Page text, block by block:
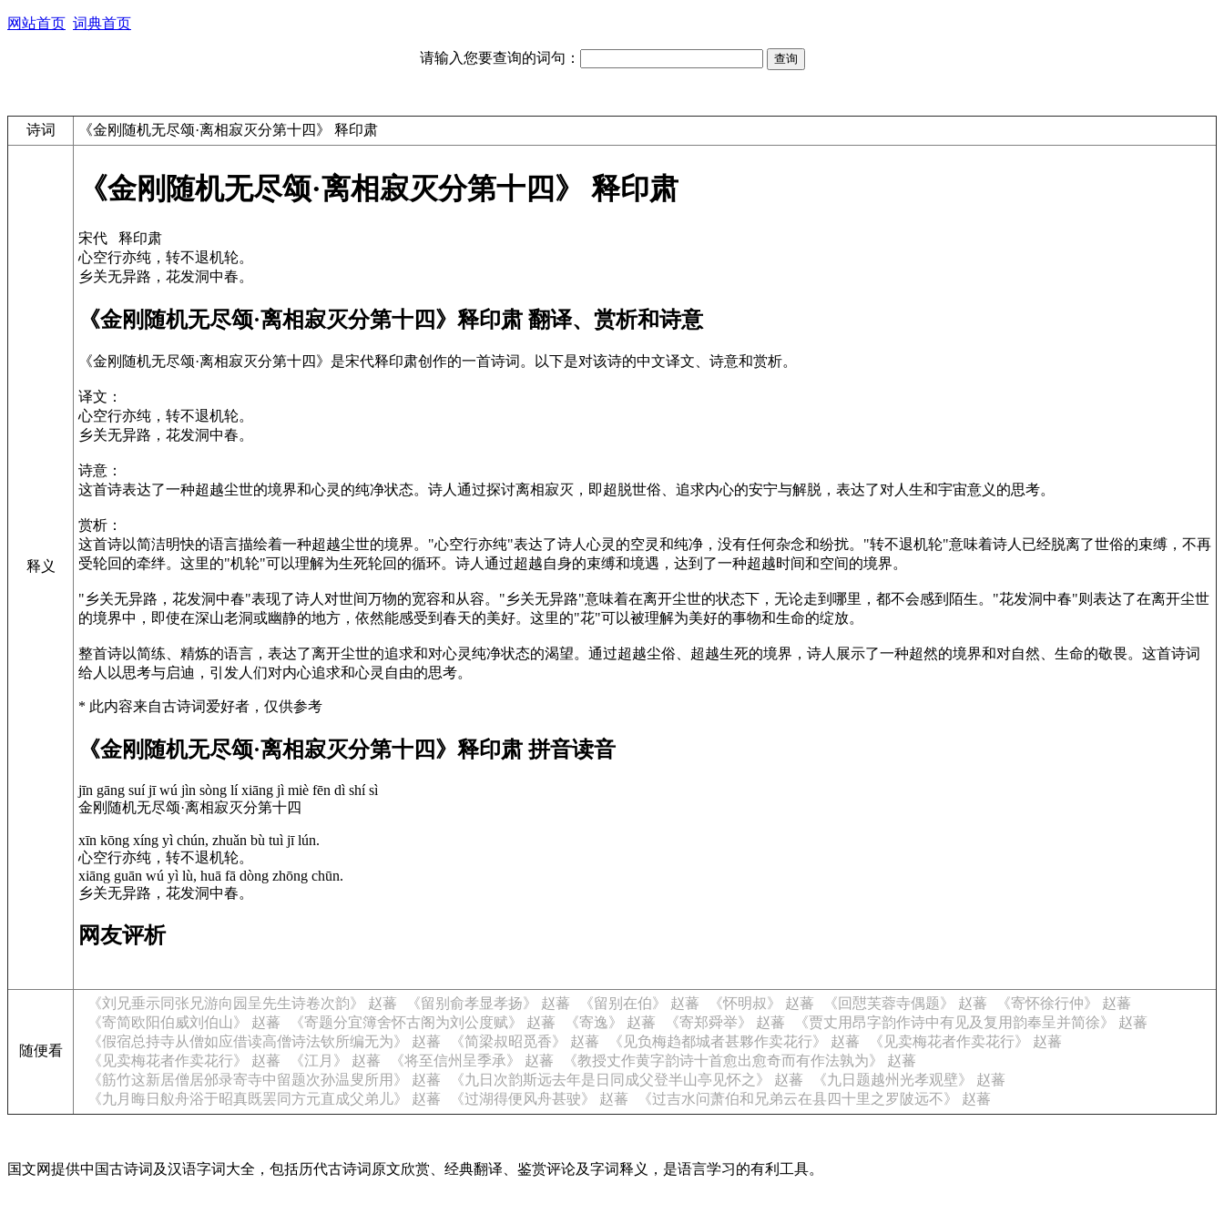
网站首页 词典首页
请输入您要查询的词句：
诗词 《金刚随机无尽颂·离相寂灭分第十四》 释印肃
释义
《金刚随机无尽颂·离相寂灭分第十四》 释印肃
宋代 释印肃
心空行亦纯，转不退机轮。
乡关无异路，花发洞中春。
《金刚随机无尽颂·离相寂灭分第十四》释印肃 翻译、赏析和诗意
《金刚随机无尽颂·离相寂灭分第十四》是宋代释印肃创作的一首诗词。以下是对该诗的中文译文、诗意和赏析。
译文：
心空行亦纯，转不退机轮。
乡关无异路，花发洞中春。
诗意：
这首诗表达了一种超越尘世的境界和心灵的纯净状态。诗人通过探讨离相寂灭，即超脱世俗、追求内心的安宁与解脱，表达了对人生和宇宙意义的思考。
赏析：
这首诗以简洁明快的语言描绘着一种超越尘世的境界。"心空行亦纯"表达了诗人心灵的空灵和纯净，没有任何杂念和纷扰。"转不退机轮"意味着诗人已经脱离了世俗的束缚，不再
受轮回的牵绊。这里的"机轮"可以理解为生死轮回的循环。诗人通过超越自身的束缚和境遇，达到了一种超越时间和空间的境界。
"乡关无异路，花发洞中春"表现了诗人对世间万物的宽容和从容。"乡关无异路"意味着在离开尘世的状态下，无论走到哪里，都不会感到陌生。"花发洞中春"则表达了在离开尘世
的境界中，即使在深山老洞或幽静的地方，依然能感受到春天的美好。这里的"花"可以被理解为美好的事物和生命的绽放。
整首诗以简练、精炼的语言，表达了离开尘世的追求和对心灵纯净状态的渴望。通过超越尘俗、超越生死的境界，诗人展示了一种超然的境界和对自然、生命的敬畏。这首诗词
给人以思考与启迪，引发人们对内心追求和心灵自由的思考。
* 此内容来自古诗词爱好者，仅供参考
《金刚随机无尽颂·离相寂灭分第十四》释印肃 拼音读音
jīn gāng suí jī wú jìn sòng lí xiāng jì miè fēn dì shí sì
金刚随机无尽颂·离相寂灭分第十四
xīn kōng xíng yì chún, zhuǎn bù tuì jī lún.
心空行亦纯，转不退机轮。
xiāng guān wú yì lù, huā fā dòng zhōng chūn.
乡关无异路，花发洞中春。
网友评析
随便看
《刘兄垂示同张兄游向园呈先生诗卷次韵》 赵蕃 《留别俞孝显孝扬》 赵蕃 《留别在伯》 赵蕃 《怀明叔》 赵蕃 《回憇芙蓉寺偶题》 赵蕃
《寄怀徐行仲》 赵蕃
《寄简欧阳伯威刘伯山》 赵蕃
《寄题分宜簿舍怀古阁为刘公度赋》 赵蕃 《寄逸》 赵蕃 《寄郑舜举》 赵蕃
《贾丈用昂字韵作诗中有见及复用韵奉呈并简徐》 赵蕃
《假宿总持寺从僧如应借读高僧诗法钦所编无为》 赵蕃
《简梁叔昭觅香》 赵蕃 《见负梅趋都城者甚夥作卖花行》 赵蕃
《见卖梅花者作卖花行》 赵蕃
《见卖梅花者作卖花行》 赵蕃
《江月》 赵蕃 《将至信州呈季承》 赵蕃
《教授丈作黄字韵诗十首愈出愈奇而有作法孰为》 赵蕃
《筋竹这新居僧居邠录寄寺中留题次孙温叟所用》 赵蕃
《九日次韵斯远去年是日同成父登半山亭见怀之》 赵蕃
《九日题越州光孝观壁》 赵蕃
《九月晦日舣舟浴于昭真既罢同方元直成父弟儿》 赵蕃
《过湖得便风舟甚驶》 赵蕃 《过吉水问萧伯和兄弟云在县四十里之罗陂远不》 赵蕃
国文网提供中国古诗词及汉语字词大全，包括历代古诗词原文欣赏、经典翻译、鉴赏评论及字词释义，是语言学习的有利工具。